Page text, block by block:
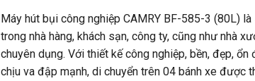
Máy hút bụi công nghiệp CAMRY BF-585-3 (80L)
trong nhà hàng, khách sạn, công ty, cũng như nhà
chuyên dụng. Với thiết kế công nghiệp, bền, đẹp,
chịu va đập mạnh, di chuyển trên 04 bánh xe được